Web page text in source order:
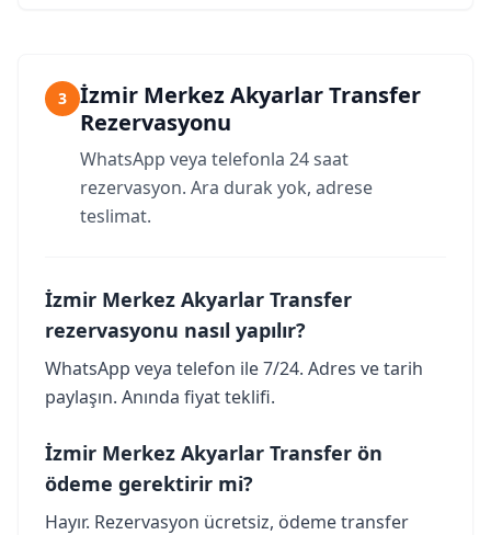
3
İzmir Merkez Akyarlar Transfer
Rezervasyonu
WhatsApp veya telefonla 24 saat
rezervasyon. Ara durak yok, adrese
teslimat.
İzmir Merkez Akyarlar Transfer
rezervasyonu nasıl yapılır?
WhatsApp veya telefon ile 7/24. Adres ve tarih
paylaşın. Anında fiyat teklifi.
İzmir Merkez Akyarlar Transfer ön
ödeme gerektirir mi?
Hayır. Rezervasyon ücretsiz, ödeme transfer